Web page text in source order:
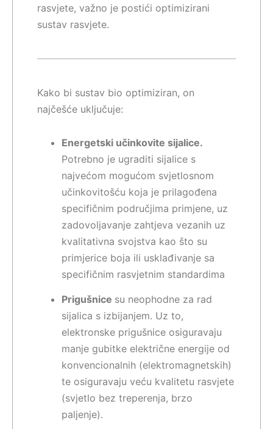
rasvjete, važno je postići optimizirani
sustav rasvjete.
Kako bi sustav bio optimiziran, on
najčešće uključuje:
Energetski učinkovite sijalice.
Potrebno je ugraditi sijalice s
najvećom mogućom svjetlosnom
učinkovitošću koja je prilagođena
specifičnim područjima primjene, uz
zadovoljavanje zahtjeva vezanih uz
kvalitativna svojstva kao što su
primjerice boja ili usklađivanje sa
specifičnim rasvjetnim standardima
Prigušnice su neophodne za rad
sijalica s izbijanjem. Uz to,
elektronske prigušnice osiguravaju
manje gubitke električne energije od
konvencionalnih (elektromagnetskih)
te osiguravaju veću kvalitetu rasvjete
(svjetlo bez treperenja, brzo
paljenje).